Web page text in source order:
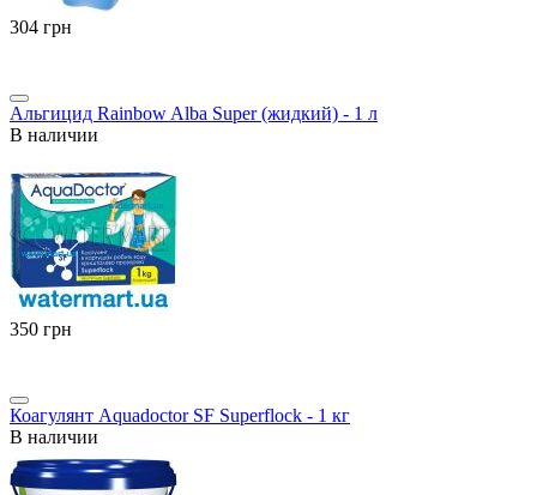
‍304‍ грн
Альгицид Rainbow Alba Super (жидкий) - 1 л
В наличии
‍350‍ грн
Коагулянт Aquadoctor SF Superflock - 1 кг
В наличии